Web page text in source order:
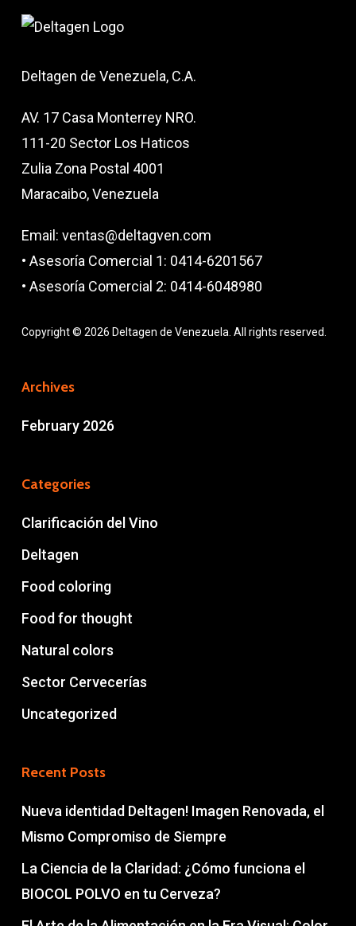
Deltagen de Venezuela, C.A.
AV. 17 Casa Monterrey NRO.
111-20 Sector Los Haticos
Zulia Zona Postal 4001
Maracaibo, Venezuela
Email: ventas@deltagven.com
• Asesoría Comercial 1: 0414-6201567
• Asesoría Comercial 2: 0414-6048980
Copyright © 2026 Deltagen de Venezuela. All rights reserved.
Archives
February 2026
Categories
Clarificación del Vino
Deltagen
Food coloring
Food for thought
Natural colors
Sector Cervecerías
Uncategorized
Recent Posts
Nueva identidad Deltagen! Imagen Renovada, el
Mismo Compromiso de Siempre
La Ciencia de la Claridad: ¿Cómo funciona el
BIOCOL POLVO en tu Cerveza?